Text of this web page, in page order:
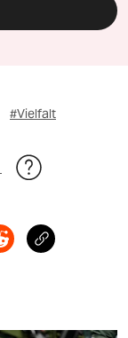
#Vielfalt